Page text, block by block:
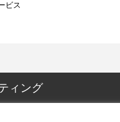
ビス
ィング